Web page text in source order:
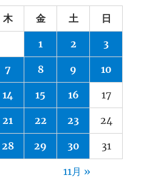
木 金 土 日
1 2 3
7 8 9 10
14 15 16 17
21 22 23 24
28 29 30 31
11月 »